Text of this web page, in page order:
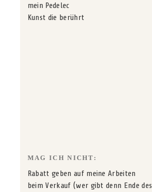
mein Pedelec
Kunst die berührt
MAG ICH NICHT:
Rabatt geben auf meine Arbeiten
beim Verkauf (wer gibt denn Ende des